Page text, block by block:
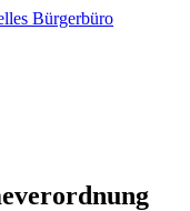
Bürgerbüro